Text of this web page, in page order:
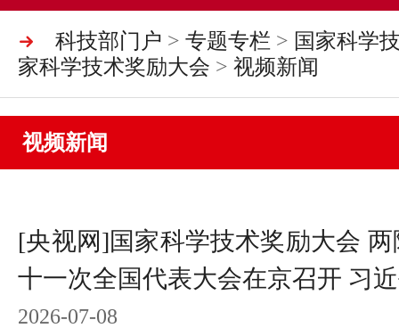
科技部门户 >专题专栏 > 国家科学
家科学技术奖励大会 >视频新闻
视频新闻
[央视网]国家科学技术奖励大会
十一次全国代表大会在京召开 习
2026-07-08